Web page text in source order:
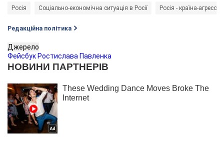
Росія Соціально-економічна ситуація в Росії Росія - країна-агресор
Редакційна політика
Джерело
Фейсбук Ростислава Павленка